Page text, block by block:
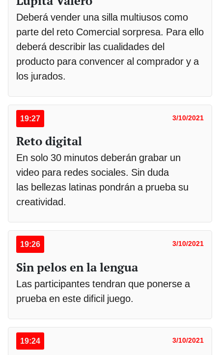
Deberá vender una silla multiusos como
parte del reto Comercial sorpresa. Para ello
deberá describir las cualidades del
producto para convencer al comprador y a
los jurados.
19:27 3/10/2021
Reto digital
En solo 30 minutos deberán grabar un
video para redes sociales. Sin duda
las bellezas latinas pondrán a prueba su
creatividad.
19:26 3/10/2021
Sin pelos en la lengua
Las participantes tendran que ponerse a
prueba en este dificil juego.
19:24 3/10/2021